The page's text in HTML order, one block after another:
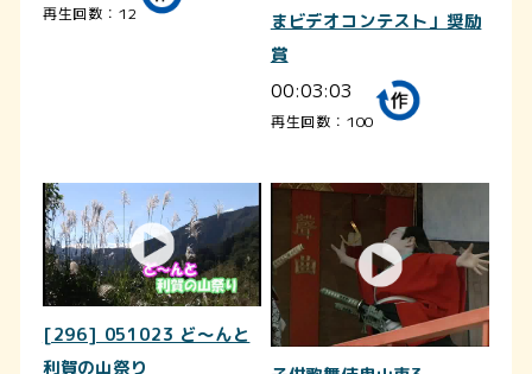
再生回数：12
まビデオコンテスト」奨励
賞
00:03:03
再生回数：100
[296] 051023 ど～んと
利賀の山祭り